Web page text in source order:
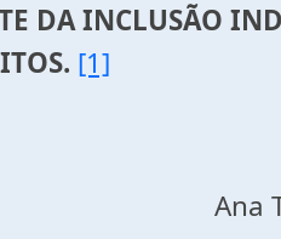
DA INCLUSÃO
[1]
Ana